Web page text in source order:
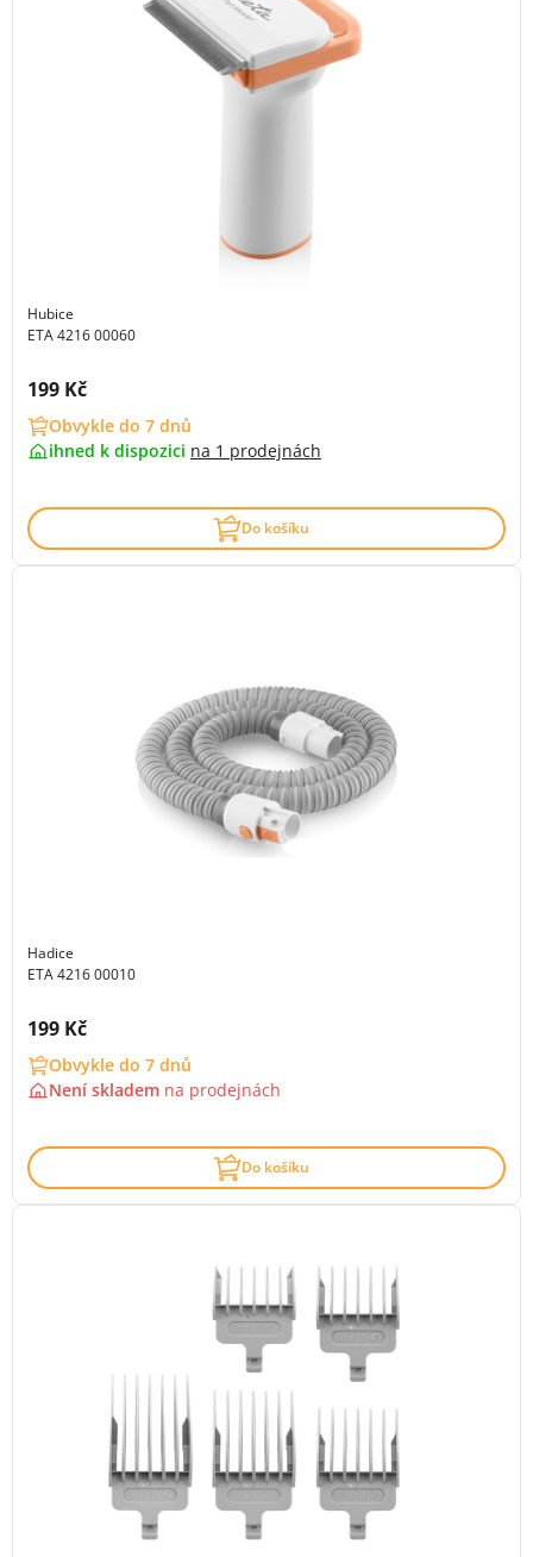
Hubice
ETA 4216 00060
Cena s DPH:
199 Kč
Obvykle do 7 dnů
ihned k dispozici na 1 prodejnách
Do košíku
Hadice
ETA 4216 00010
Cena s DPH:
199 Kč
Obvykle do 7 dnů
Není skladem na prodejnách
Do košíku